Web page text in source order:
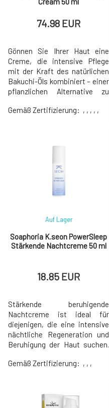
74.98 EUR
Gönnen Sie Ihrer Haut eine
Creme, die intensive Pflege
mit der Kraft des natürlichen
Bakuchi-Öls kombiniert – einer
pflanzlichen Alternative zu
außergewöhnlichen Anti-
Wissenschaftlern. Bietet
Lösungen für die Haut, die
Gemäß Zertifizierung: , , , , ,
Soaphoria K.seon PowerSleep
Stärkende Nachtcreme 50 ml
Auf Lager
18.85 EUR
Stärkende beruhigende
Nachtcreme ist ideal für
diejenigen, die eine intensive
nächtliche Regeneration und
Beruhigung der Haut suchen.
Zusammensetzung, die
feuchtigkeitsspendende
Substanzen umfasst, bietet
Gemäß Zertifizierung: , , ,